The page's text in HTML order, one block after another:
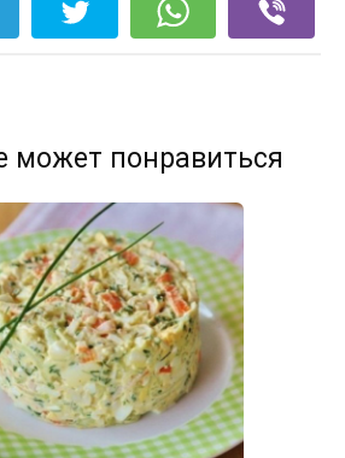
может понравиться